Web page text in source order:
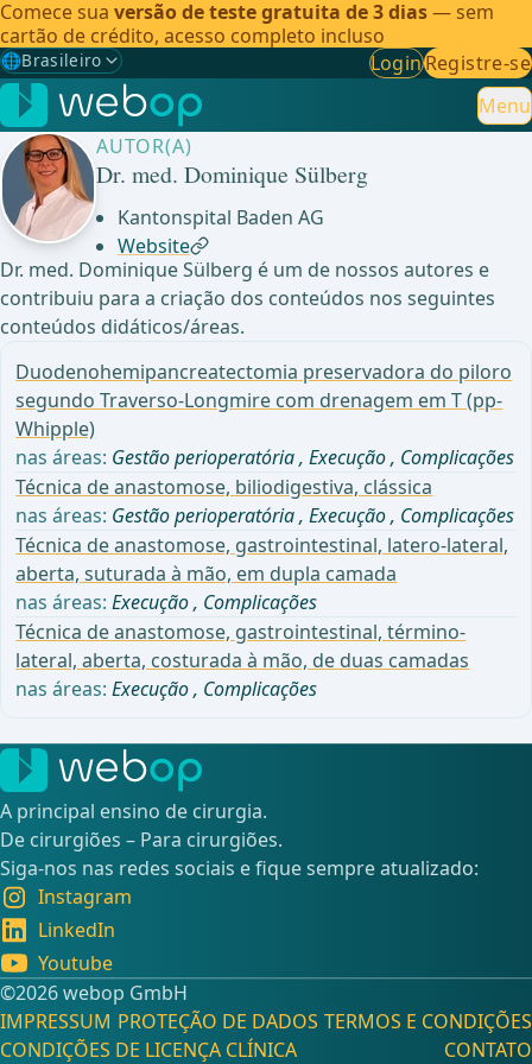
Comece sua versão de teste gratuita de 3 dias— sem
cartão de crédito, acesso completo incluso
🌐Brasileiro
Gewählte Sprache: Brasileiro
🇩🇪 Alemão
🇬🇧Inglês
🇪🇸Espanhol
Brasileiro ✓
LoginRegistre-se
Menu
AUTOR(A)
Dr. med. Dominique Sülberg
Kantonspital Baden AG
Website
Dr. med. Dominique Sülberg é um de nossos autores e
contribuiu para a criação dos conteúdos nos seguintes
conteúdos didáticos/áreas.
Duodenohemipancreatectomia preservadora do piloro
segundo Traverso-Longmire com drenagem em T (pp-
Whipple)
nas áreas: Gestão perioperatória,Execução, Complicações
Técnica de anastomose, biliodigestiva, clássica
nas áreas: Gestão perioperatória,Execução, Complicações
Técnica de anastomose, gastrointestinal, latero-lateral,
aberta, suturada à mão, em dupla camada
nas áreas:Execução, Complicações
Técnica de anastomose, gastrointestinal, término-
lateral, aberta, costurada à mão, de duas camadas
nas áreas:Execução, Complicações
A principal ensino de cirurgia.
De cirurgiões – Para cirurgiões.
Siga-nos nas redes sociais e fique sempre atualizado:
Instagram
LinkedIn
Youtube
©️2026 webop GmbH
IMPRESSUM PROTEÇÃO DE DADOS TERMOS E CONDIÇÕES
CONDIÇÕES DE LICENÇA CLÍNICA
CONTATO